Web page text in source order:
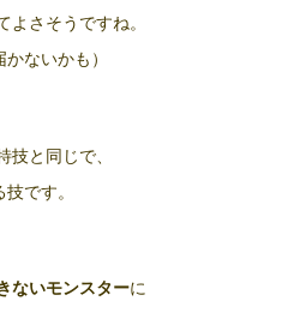
よさそうですね。
かないかも）
技と同じで、
です。
ないモンスターに